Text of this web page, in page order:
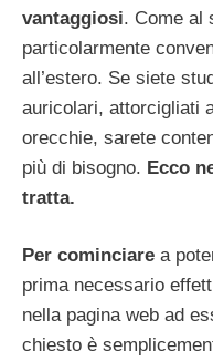
vantaggiosi. Come al
particolarmente
all’estero. Se siete
auricolari, attorcigliati
orecchie, sarete
più di bisogno. Ecco
tratta.
Per cominciare a
prima necessario
nella pagina web ad
chiesto è